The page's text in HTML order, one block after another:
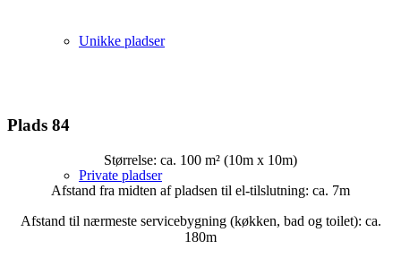
Unikke pladser
Private pladser
Plads 84
Størrelse: ca. 100 m² (10m x 10m)
Afstand fra midten af pladsen til el-tilslutning: ca. 7m
Afstand til nærmeste servicebygning (køkken, bad og toilet): ca.
180m